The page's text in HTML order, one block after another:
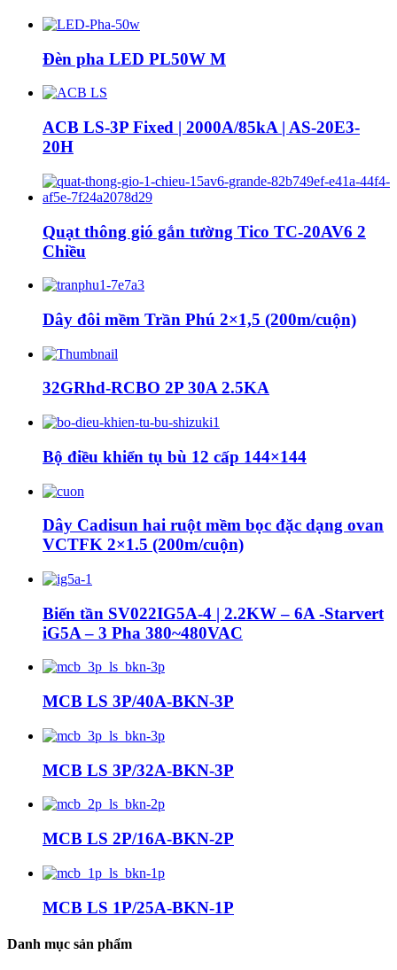
Đèn pha LED PL50W M
ACB LS-3P Fixed | 2000A/85kA | AS-20E3-
20H
Quạt thông gió gắn tường Tico TC-20AV6 2
Chiều
Dây đôi mềm Trần Phú 2×1,5 (200m/cuộn)
32GRhd-RCBO 2P 30A 2.5KA
Bộ điều khiển tụ bù 12 cấp 144×144
Dây Cadisun hai ruột mềm bọc đặc dạng ovan
VCTFK 2×1.5 (200m/cuộn)
Biến tần SV022IG5A-4 | 2.2KW – 6A -Starvert
iG5A – 3 Pha 380~480VAC
MCB LS 3P/40A-BKN-3P
MCB LS 3P/32A-BKN-3P
MCB LS 2P/16A-BKN-2P
MCB LS 1P/25A-BKN-1P
Danh mục sản phẩm